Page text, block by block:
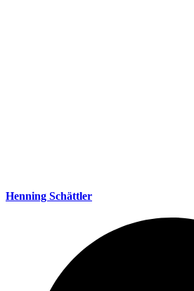
Henning Schättler